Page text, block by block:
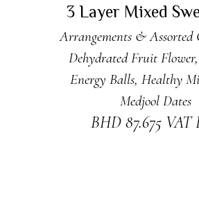
3 Layer Mixed
Arrangements & Assorted
Dehydrated Fruit Flower,
Energy Balls, Healthy
Medjool Dates
BHD 87.675 VAT